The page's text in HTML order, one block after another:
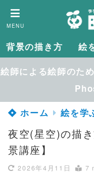
MENU
背景の描き方 絵
絵師による絵師のた
ホーム
絵を学
夜空(星空)の描
景講座】
2026年4月11日 7